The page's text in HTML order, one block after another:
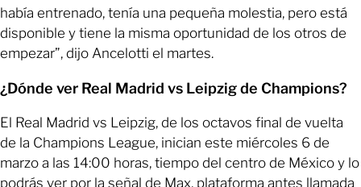
había entrenado, tenía una pequeña molestia, pero está
disponible y tiene la misma oportunidad de los otros de
empezar”, dijo Ancelotti el martes.
¿Dónde ver Real Madrid vs Leipzig de Champions?
El Real Madrid vs Leipzig, de los octavos final de vuelta
de la Champions League, inician este miércoles 6 de
marzo a las 14:00 horas, tiempo del centro de México y lo
podrás ver por la señal de Max, plataforma antes llamada